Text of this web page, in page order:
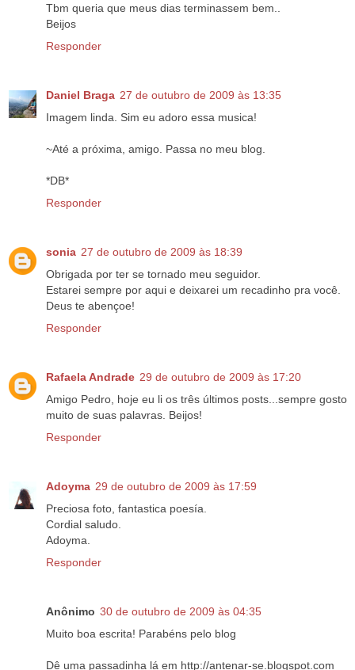
Tbm queria que meus dias terminassem bem..
Beijos
Responder
Daniel Braga 27 de outubro de 2009 às 13:35
Imagem linda. Sim eu adoro essa musica!
~Até a próxima, amigo. Passa no meu blog.
*DB*
Responder
sonia 27 de outubro de 2009 às 18:39
Obrigada por ter se tornado meu seguidor.
Estarei sempre por aqui e deixarei um recadinho pra você.
Deus te abençoe!
Responder
Rafaela Andrade 29 de outubro de 2009 às 17:20
Amigo Pedro, hoje eu li os três últimos posts...sempre gosto
muito de suas palavras. Beijos!
Responder
Adoyma 29 de outubro de 2009 às 17:59
Preciosa foto, fantastica poesía.
Cordial saludo.
Adoyma.
Responder
Anônimo 30 de outubro de 2009 às 04:35
Muito boa escrita! Parabéns pelo blog
Dê uma passadinha lá em http://antenar-se.blogspot.com